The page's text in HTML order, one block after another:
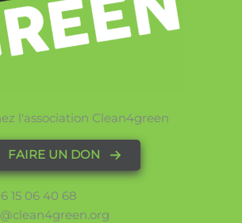
l'association Clean4green
FAIRE UN DON
15 06 40 68